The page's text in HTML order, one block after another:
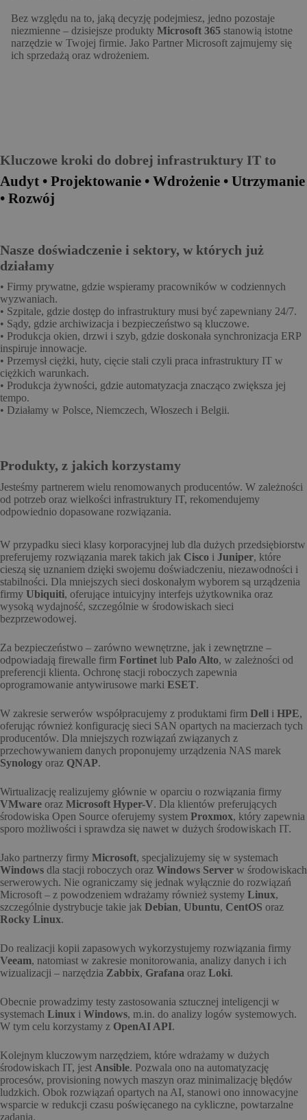
Bez względu na to, jaką decyzję podejmiesz, jedno pozostaje
niezmienne – dzisiejsze produkty Microsoft 365 stanowią istotne
narzędzie w Twojej firmie. Jako Partner Microsoft zajmujemy się
ich sprzedażą oraz wdrożeniem.
Kluczowe kroki do dobrej infrastruktury IT to
Audyt • Projektowanie • Wdrożenie • Utrzymanie
• Rozwój
Nasze doświadczenie i sektory, w których już
działamy
• Firmy prywatne, gdzie wspieramy pracowników w codziennych
wyzwaniach.
• Szpitale, gdzie dostęp do infrastruktury musi być zapewniany 24/7.
• Sądy, gdzie archiwizacja i bezpieczeństwo są kluczowe.
• Produkcja okien, drzwi i szyb, gdzie doskonała synchronizacja ERP
inspiruje innowacje.
• Przemysł ciężki, huty, cięcie stali czyli praca infrastruktury IT w
ciężkich warunkach.
• Produkcja żywności, gdzie automatyzacja znacząco zwiększa jej
tempo.
• Działamy w Polsce, Niemczech, Włoszech i Belgii.
Produkty, z jakich korzystamy
Jesteśmy partnerem wielu renomowanych producentów. W zależności
od potrzeb oraz wielkości infrastruktury IT, rekomendujemy
odpowiednio dopasowane rozwiązania.
W przypadku sieci klasy korporacyjnej lub dla dużych przedsiębiorstw
preferujemy rozwiązania marek takich jak Cisco i Juniper, które
cieszą się uznaniem dzięki swojemu doświadczeniu, niezawodności i
stabilności. Dla mniejszych sieci doskonałym wyborem są urządzenia
firmy Ubiquiti, oferujące intuicyjny interfejs użytkownika oraz
wysoką wydajność, szczególnie w środowiskach sieci
bezprzewodowej.
Za bezpieczeństwo – zarówno wewnętrzne, jak i zewnętrzne –
odpowiadają firewalle firm Fortinet lub Palo Alto, w zależności od
preferencji klienta. Ochronę stacji roboczych zapewnia
oprogramowanie antywirusowe marki ESET.
W zakresie serwerów współpracujemy z produktami firm Dell i HPE,
oferując również konfigurację sieci SAN opartych na macierzach tych
producentów. Dla mniejszych rozwiązań związanych z
przechowywaniem danych proponujemy urządzenia NAS marek
Synology oraz QNAP.
Wirtualizację realizujemy głównie w oparciu o rozwiązania firmy
VMware oraz Microsoft Hyper-V. Dla klientów preferujących
środowiska Open Source oferujemy system Proxmox, który zapewnia
sporo możliwości i sprawdza się nawet w dużych środowiskach IT.
Jako partnerzy firmy Microsoft, specjalizujemy się w systemach
Windows dla stacji roboczych oraz Windows Server w środowiskach
serwerowych. Nie ograniczamy się jednak wyłącznie do rozwiązań
Microsoft – z powodzeniem wdrażamy również systemy Linux,
szczególnie dystrybucje takie jak Debian, Ubuntu, CentOS oraz
Rocky Linux.
Do realizacji kopii zapasowych wykorzystujemy rozwiązania firmy
Veeam, natomiast w zakresie monitorowania, analizy danych i ich
wizualizacji – narzędzia Zabbix, Grafana oraz Loki.
Obecnie prowadzimy testy zastosowania sztucznej inteligencji w
systemach Linux i Windows, m.in. do analizy logów systemowych.
W tym celu korzystamy z OpenAI API.
Kolejnym kluczowym narzędziem, które wdrażamy w dużych
środowiskach IT, jest Ansible. Pozwala ono na automatyzację
procesów, provisioning nowych maszyn oraz minimalizację błędów
ludzkich. Obok rozwiązań opartych na AI, stanowi ono innowacyjne
wsparcie w redukcji czasu poświęcanego na cykliczne, powtarzalne
zadania.